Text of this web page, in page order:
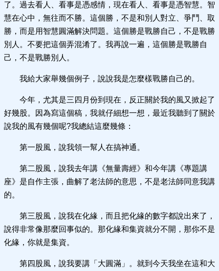
了。過去看人、看事是憑感情，現在看人、看事是憑智慧。智
慧在心中，無往而不勝。這個勝，不是和別人對立、爭鬥、取
勝，而是用智慧圓滿解決問題。這個勝是戰勝自己，不是戰勝
別人。不要把這個弄混淆了。我再說一遍，這個勝是戰勝自
己，不是戰勝別人。
我給大家舉幾個例子，說說我是怎麼樣戰勝自己的。
今年，尤其是三四月份到現在，反正關於我的風又掀起了
好幾股。因為寫這個稿，我就仔細想一想，最近我聽到了關於
說我的風有幾個呢?我總結這麼幾條：
第一股風，說我領一幫人在搞神通。
第二股風，說我去年講《無量壽經》和今年講《專題講
座》是自作主張，曲解了老法師的意思，不是老法師同意我講
的。
第三股風，說我在化緣，而且把化緣的數字都說出來了，
說得非常像那麼回事似的。那化緣和集資就分不開，那你不是
化緣，你就是集資。
第四股風，說我要講「大圓滿」。就到今天我坐在這和大